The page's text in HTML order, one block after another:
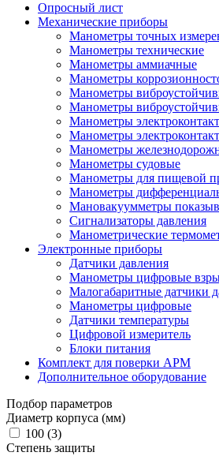
Опросный лист
Механические приборы
Манометры точных
Манометры технические
Манометры аммиачные
Манометры
Манометры
Манометры
Манометры
Манометры
Манометры
Манометры судовые
Манометры для пищевой
Манометры
Мановакуумметры
Сигнализаторы давления
Манометрические
Электронные приборы
Датчики давления
Манометры цифровые
Малогабаритные датчики
Манометры цифровые
Датчики температуры
Цифровой измеритель
Блоки питания
Комплект для поверки АРМ
Дополнительное оборудование
Подбор параметров
Диаметр корпуса (мм)
100 (3)
Степень защиты